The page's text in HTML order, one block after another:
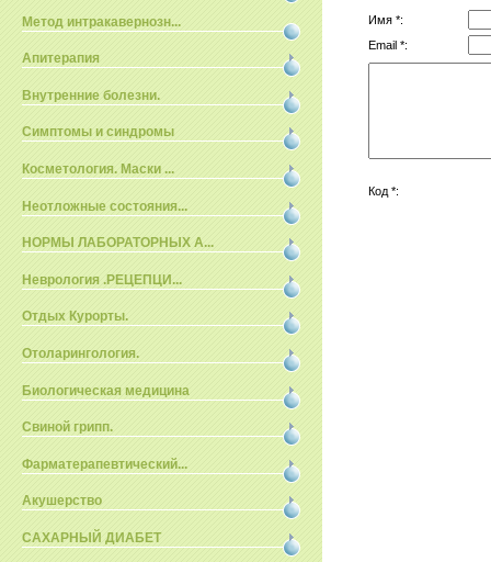
Метод интракавернозн...
Апитерапия
Внутренние болезни.
Симптомы и синдромы
Косметология. Маски ...
Неотложные состояния...
НОРМЫ ЛАБОРАТОРНЫХ А...
Неврология .РЕЦЕПЦИ...
Отдых Курорты.
Отоларингология.
Биологическая медицина
Свиной грипп.
Фарматерапевтический...
Акушерство
САХАРНЫЙ ДИАБЕТ
Имя *:
Email *:
Код *: